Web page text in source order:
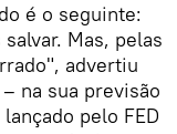
é o seguinte:
Mas, pelas
advertiu
na sua previsão
pelo FED